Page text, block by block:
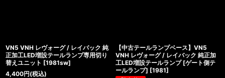
VN5 VNH レヴォーグ / レイバック 純
正加工LED増設テールランプ専用切り
替えユニット [1981sw]
4,400円(税込)
【中古テールランプベース】VN5
VNH レヴォーグ / レイバック 純正加
工LED増設テールランプ [ゲート側テ
ールランプ] [1981]